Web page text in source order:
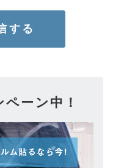
ーン中！